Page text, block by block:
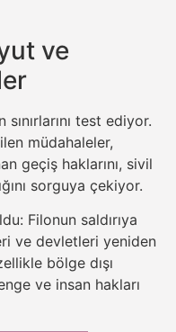
ve
test ediyor.
müdahaleler,
geçiş haklarını, sivil
sorguya çekiyor.
Filonun saldırıya
ve devletleri yeniden
bölge dışı
ve insan hakları